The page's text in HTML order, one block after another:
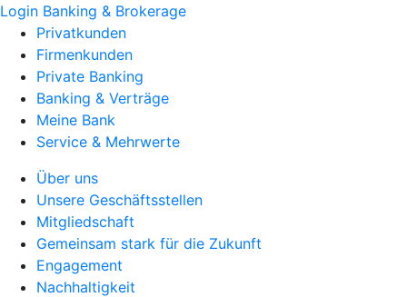
Login Banking & Brokerage
Privatkunden
Firmenkunden
Private Banking
Banking & Verträge
Meine Bank
Service & Mehrwerte
Über uns
Unsere Geschäftsstellen
Mitgliedschaft
Gemeinsam stark für die Zukunft
Engagement
Nachhaltigkeit